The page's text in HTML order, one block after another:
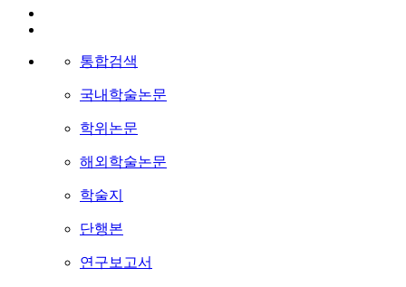
통합검색
국내학술논문
학위논문
해외학술논문
학술지
단행본
연구보고서